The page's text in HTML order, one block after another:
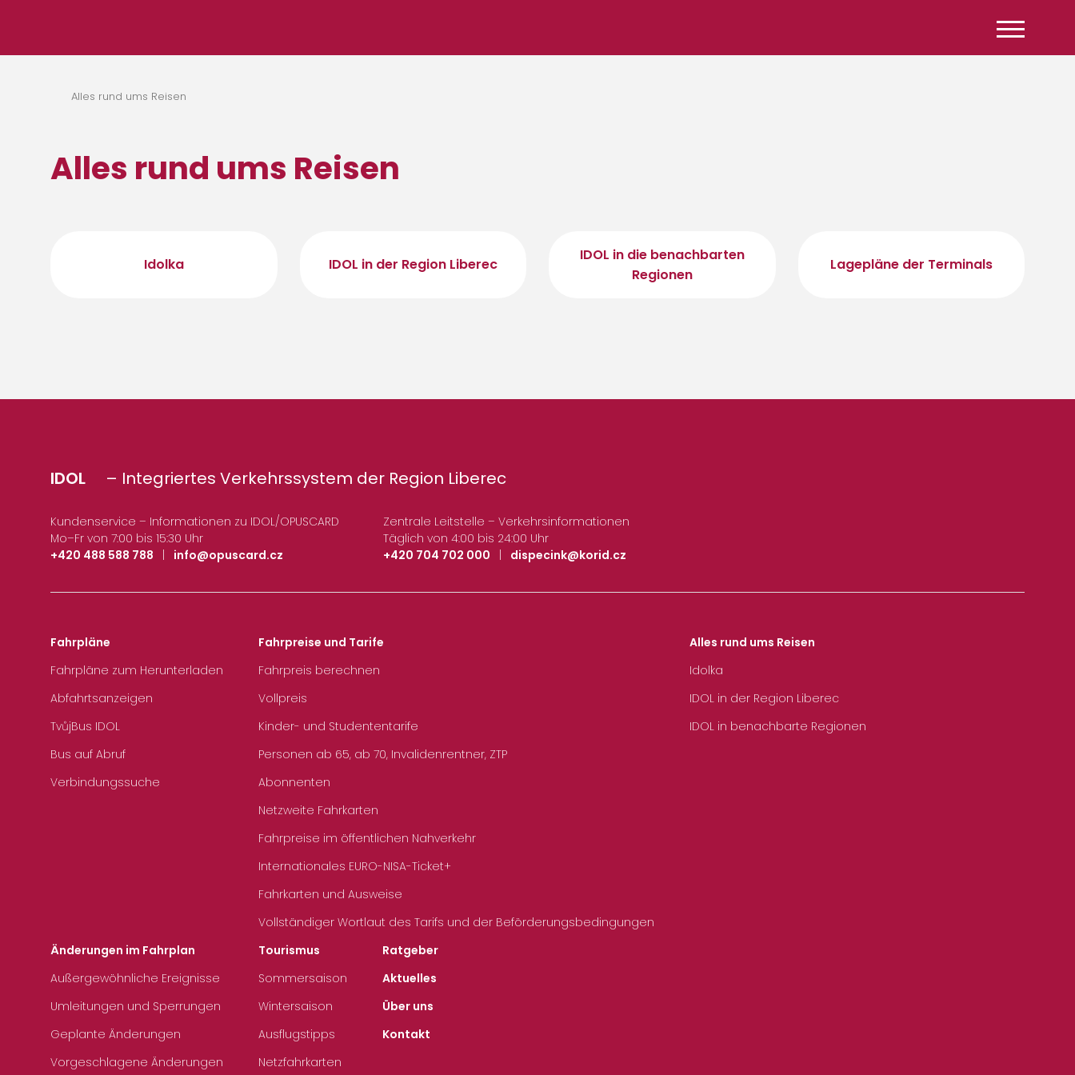
Alles rund ums Reisen
Alles rund ums Reisen
Idolka IDOL in der Region Liberec
IDOL in die benachbarten
Regionen
Lagepläne der Terminals
IDOL – Integriertes Verkehrssystem der Region Liberec
Kundenservice – Informationen zu IDOL/OPUSCARD
Mo–Fr von 7:00 bis 15:30 Uhr
+420 488 588 788
| info@opuscard.cz
Zentrale Leitstelle – Verkehrsinformationen
Täglich von 4:00 bis 24:00 Uhr
+420 704 702 000
| dispecink@korid.cz
Fahrpläne
Fahrpläne zum Herunterladen
Abfahrtsanzeigen
TvůjBus IDOL
Bus auf Abruf
Verbindungssuche
Fahrpreise und Tarife
Fahrpreis berechnen
Vollpreis
Kinder- und Studententarife
Personen ab 65, ab 70, Invalidenrentner, ZTP
Abonnenten
Netzweite Fahrkarten
Fahrpreise im öffentlichen Nahverkehr
Internationales EURO-NISA-Ticket+
Fahrkarten und Ausweise
Vollständiger Wortlaut des Tarifs und der Beförderungsbedingungen
Alles rund ums Reisen
Idolka
IDOL in der Region Liberec
IDOL in benachbarte Regionen
Änderungen im Fahrplan
Außergewöhnliche Ereignisse
Umleitungen und Sperrungen
Geplante Änderungen
Vorgeschlagene Änderungen
Tourismus
Sommersaison
Wintersaison
Ausflugstipps
Netzfahrkarten
Ratgeber
Aktuelles
Über uns
Kontakt